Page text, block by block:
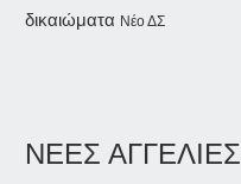
δικαιώματα Νέο ΔΣ
ΝΕΕΣ ΑΓΓΕΛΙΕΣ